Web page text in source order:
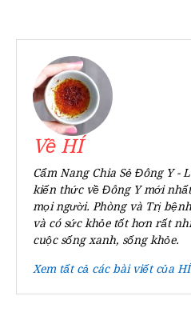
Về HÍ
Cẩm Nang Chia Sẻ Đông Y -
kiến thức về Đông Y mới
mọi người. Phòng và Trị
và có sức khỏe tốt hơn rất
cuộc sống xanh, sống khỏe.
Xem tất cả các bài viết của